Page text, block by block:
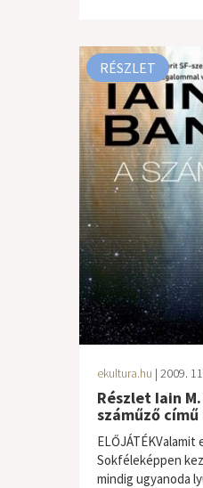
RÉSZLET
ekultura.hu | 2009.
Részlet Iain
száműző
ELŐJÁTÉKValamit
Sokféleképpen
mindig ugyanoda